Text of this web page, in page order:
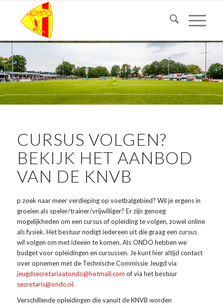
CURSUS VOLGEN?
BEKIJK HET AANBOD
VAN DE KNVB
p zoek naar meer verdieping op voetbalgebied? Wil je ergens in
groeien als speler/trainer/vrijwilliger? Er zijn genoeg
mogelijkheden om een cursus of opleiding te volgen, zowel online
als fysiek. Het bestuur nodigt iedereen uit die graag een cursus
wil volgen om met ideeën te komen. Als ONDO hebben we
budget voor opleidingen en cursussen. Je kunt hier altijd contact
over opnemen met de Technische Commissie Jeugd via
jeugdsecretariaatondo@hotmail.com of via het bestuur
secretaris@ondo.nl.
Verschillende opleidingen die vanuit de KNVB worden